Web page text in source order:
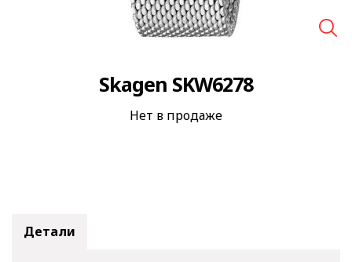
Skagen SKW6278
Нет в продаже
Детали